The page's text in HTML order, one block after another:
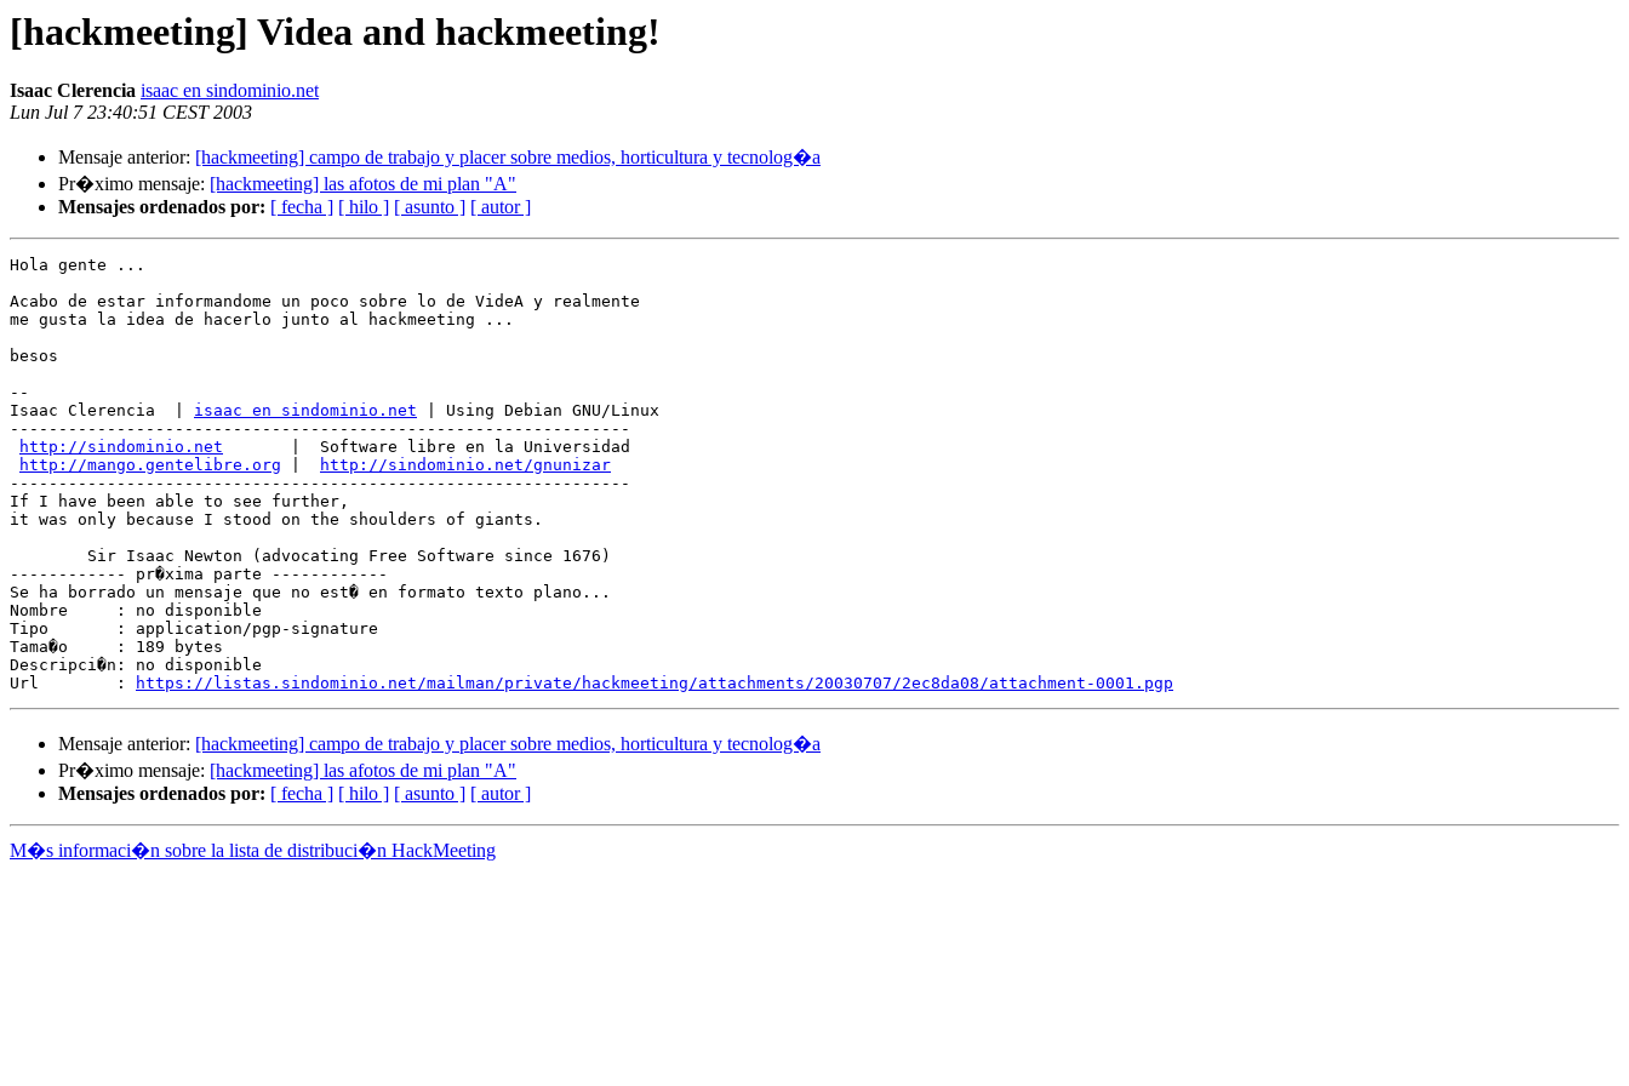
[hackmeeting] Videa and hackmeeting!
Isaac Clerencia isaac en sindominio.net
Lun Jul 7 23:40:51 CEST 2003
Mensaje anterior: [hackmeeting] campo de trabajo y placer sobre medios, horticultura y tecnolog�a
Pr�ximo mensaje: [hackmeeting] las afotos de mi plan "A"
Mensajes ordenados por: [ fecha ] [ hilo ] [ asunto ] [ autor ]
Hola gente ...
Acabo de estar informandome un poco sobre lo de VideA y realmente
me gusta la idea de hacerlo junto al hackmeeting ...
besos
--
Isaac Clerencia  | isaac en sindominio.net | Using Debian GNU/Linux
----------------------------------------------------------------
http://sindominio.net
       |  Software libre en la Universidad
http://mango.gentelibre.org
http://sindominio.net/gnunizar
----------------------------------------------------------------
If I have been able to see further,
it was only because I stood on the shoulders of giants.
------------ pr�xima parte ------------
Se ha borrado un mensaje que no est� en formato texto plano...
Nombre     : no disponible
Tipo       : application/pgp-signature
Tama�o     : 189 bytes
Descripci�n: no disponible
Url        :
https://listas.sindominio.net/mailman/private/hackmeeting/attachments/20030707/2ec8da08/attachment-0001.pgp
Mensaje anterior: [hackmeeting] campo de trabajo y placer sobre medios, horticultura y tecnolog�a
Pr�ximo mensaje: [hackmeeting] las afotos de mi plan "A"
Mensajes ordenados por: [ fecha ] [ hilo ] [ asunto ] [ autor ]
M�s informaci�n sobre la lista de distribuci�n HackMeeting